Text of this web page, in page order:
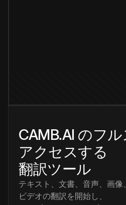
CAMB.AI のフ
アクセスする
翻訳ツール
テキスト、文書、音声、画像
ビデオの翻訳を開始し、